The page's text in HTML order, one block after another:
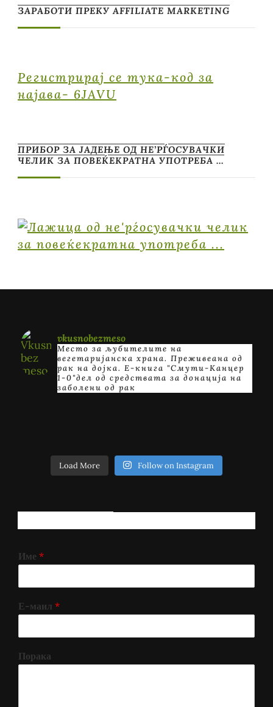
ЗАРАБОТИ ПРЕКУ AFFILIATE MARKETING
Регистрирај се тука-код за
најава- 6JAVU
ПРИБОР ЗА ЈАДЕЊЕ ОД НЕ’РЃОСУВАЧКИ
ЧЕЛИК ЗА ПОВЕЌЕКРАТНА УПОТРЕБА …
vkusnobezmeso
Место за љубителите на
вегетаријанска храна. Преживеана од
рак на дојка. E-книга "Смути-Канцер
1-0"дел од средствата за донација на
заболени од рак
Load More Follow on Instagram
Име *
Е-маил *
Порака